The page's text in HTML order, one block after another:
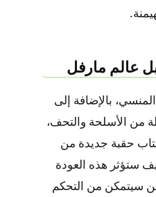
عالم مارفل
بالإضافة إلى
من الأسلحة والتحف،
حقبة جديدة من
ستؤثر هذه العودة
سيتمكن من التحكم